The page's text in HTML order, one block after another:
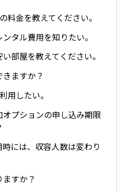
料金を教えてください。
タル費用を知りたい。
部屋を教えてください。
ますか？
用したい。
プションの申し込み期限
には、収容人数は変わり
すか？